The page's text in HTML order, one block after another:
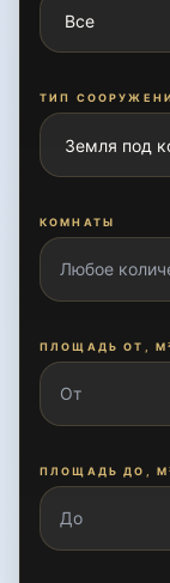
ТИП
КОМНАТЫ
ПЛОЩАДЬ ОТ,
ПЛОЩАДЬ ДО,